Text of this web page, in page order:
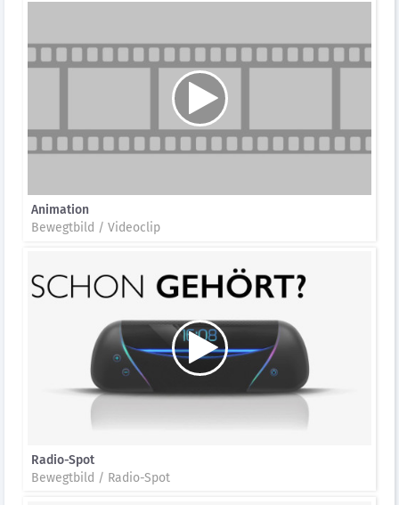
Animation
Bewegtbild / Videoclip
Radio-Spot
Bewegtbild / Radio-Spot